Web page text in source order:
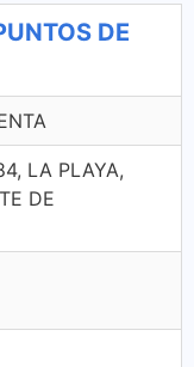
DE
LA PLAYA,
DE